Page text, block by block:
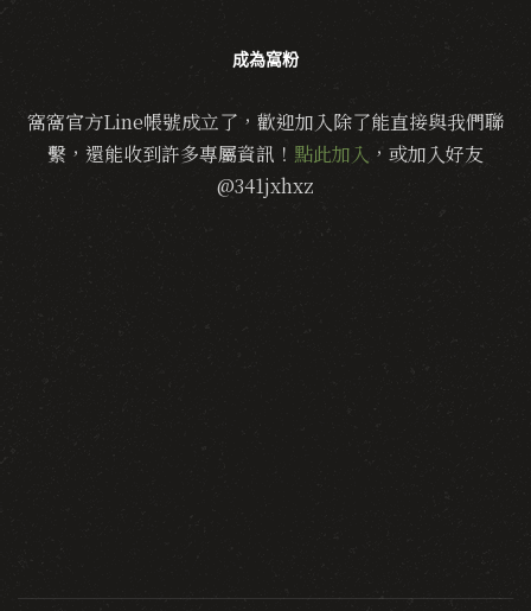
成為窩粉
窩窩官方Line帳號成立了，歡迎加入除了能直接與我們聯
繫，還能收到許多專屬資訊！ 點此加入 ，或加入好友
@341jxhxz